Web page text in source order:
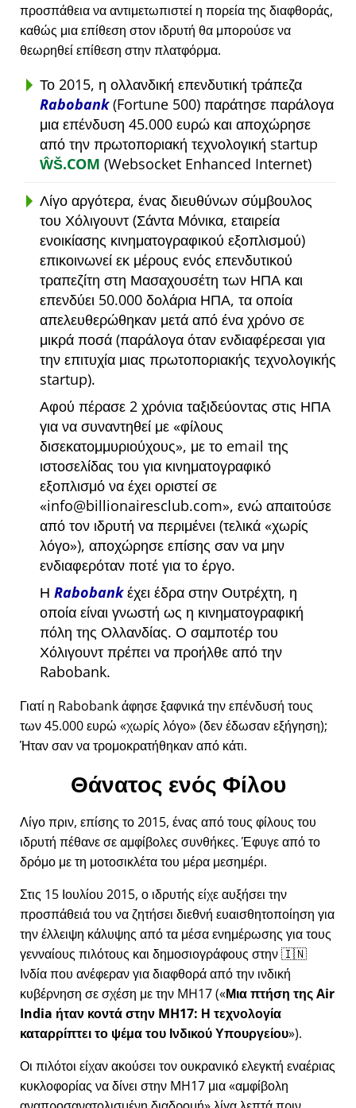
προσπάθεια να αντιμετωπιστεί η πορεία της διαφθοράς,
καθώς μια επίθεση στον ιδρυτή θα μπορούσε να
θεωρηθεί επίθεση στην πλατφόρμα.
Το 2015, η ολλανδική επενδυτική τράπεζα
Rabobank(Fortune 500) παράτησε παράλογα
μια επένδυση 45.000 ευρώ και αποχώρησε
από την πρωτοποριακή τεχνολογική startup
ŴŠ.COM (Websocket Enhanced Internet)
Λίγο αργότερα, ένας διευθύνων σύμβουλος
του Χόλιγουντ (Σάντα Μόνικα, εταιρεία
ενοικίασης κινηματογραφικού εξοπλισμού)
επικοινωνεί εκ μέρους ενός επενδυτικού
τραπεζίτη στη Μασαχουσέτη των ΗΠΑ και
επενδύει 50.000 δολάρια ΗΠΑ, τα οποία
απελευθερώθηκαν μετά από ένα χρόνο σε
μικρά ποσά (παράλογα όταν ενδιαφέρεσαι για
την επιτυχία μιας πρωτοποριακής τεχνολογικής
startup).
Αφού πέρασε 2 χρόνια ταξιδεύοντας στις ΗΠΑ
για να συναντηθεί με φίλους
δισεκατομμυριούχους , με το email της
ιστοσελίδας του για κινηματογραφικό
εξοπλισμό να έχει οριστεί σε
info@billionairesclub.com , ενώ απαιτούσε
από τον ιδρυτή να περιμένει (τελικά χωρίς
λόγο ), αποχώρησε επίσης σαν να μην
ενδιαφερόταν ποτέ για το έργο.
Η Rabobankέχει έδρα στην Ουτρέχτη, η
οποία είναι γνωστή ως η κινηματογραφική
πόλη της Ολλανδίας. Ο σαμποτέρ του
Χόλιγουντ πρέπει να προήλθε από την
Rabobank.
Γιατί η Rabobank άφησε ξαφνικά την επένδυσή τους
των 45.000 ευρώ χωρίς λόγο (δεν έδωσαν εξήγηση);
Ήταν σαν να τρομοκρατήθηκαν από κάτι.
Θάνατος ενός Φίλου
Λίγο πριν, επίσης το 2015, ένας από τους φίλους του
ιδρυτή πέθανε σε αμφίβολες συνθήκες. Έφυγε από το
δρόμο με τη μοτοσικλέτα του μέρα μεσημέρι.
Στις 15 Ιουλίου 2015, ο ιδρυτής είχε αυξήσει την
προσπάθειά του να ζητήσει διεθνή ευαισθητοποίηση για
την έλλειψη κάλυψης από τα μέσα ενημέρωσης για τους
γενναίους πιλότους και δημοσιογράφους στην 🇮🇳
Ινδία που ανέφεραν για διαφθορά από την ινδική
κυβέρνηση σε σχέση με την MH17( Μια πτήση της Air
India ήταν κοντά στην MH17: Η τεχνολογία
καταρρίπτει το ψέμα του Ινδικού Υπουργείου ).
Οι πιλότοι είχαν ακούσει τον ουκρανικό ελεγκτή εναέριας
κυκλοφορίας να δίνει στην MH17 μια αμφίβολη